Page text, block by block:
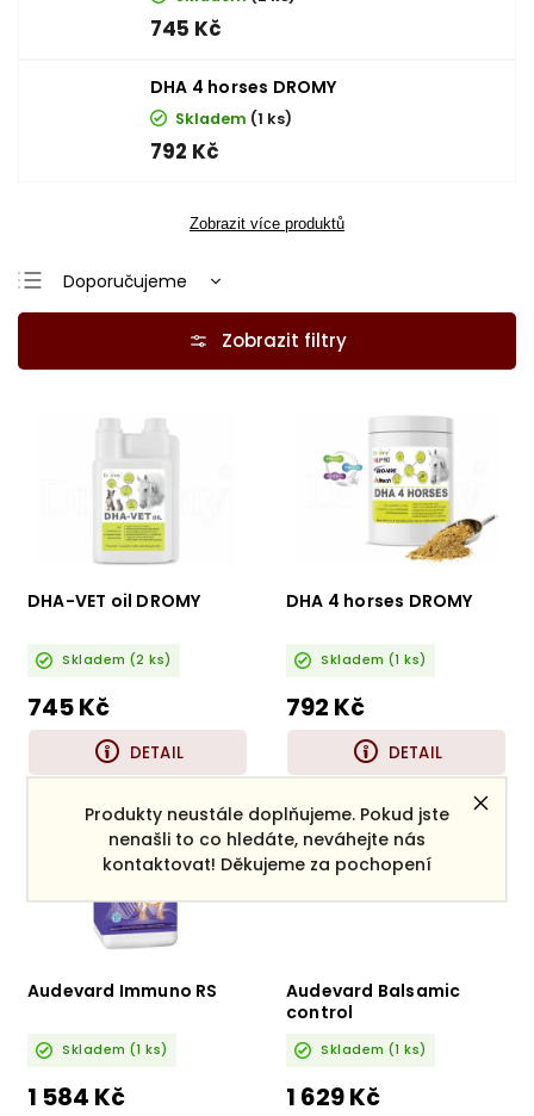
Produkty neustále doplňujeme. Pokud jste
nenašli to co hledáte, neváhejte nás
kontaktovat! Děkujeme za pochopení
745 Kč
DHA 4 horses DROMY
Skladem (1 ks)
792 Kč
Zobrazit více produktů
Doporučujeme
Nejlevnější
Abecedně
DHA-VET oil DROMY
Skladem (2 ks)
745 Kč
DETAIL
DHA 4 horses DROMY
Skladem (1 ks)
792 Kč
DETAIL
Audevard Immuno RS
Skladem (1 ks)
1 584 Kč
Audevard Balsamic
control
Skladem (1 ks)
1 629 Kč